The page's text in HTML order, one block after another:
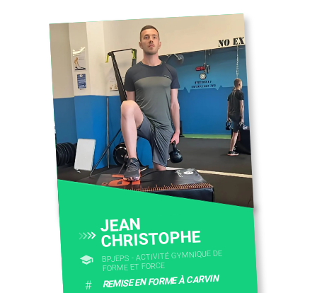
JEAN
CHRISTOPHE
BPJEPS - ACTIVITÉ GYMNIQUE DE
FORME ET FORCE
# REMISE EN FORME À CARVIN